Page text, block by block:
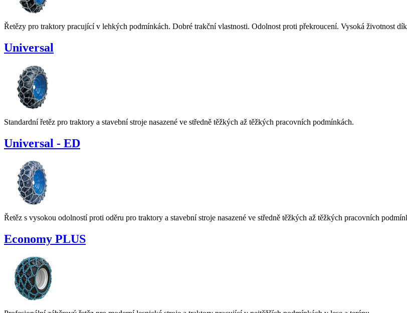
Řetězy pro traktory pracující v lehkých podmínkách. Dobré trakční vlastnosti. Odolnost proti překroucení. Vysoká životnost
Universal
Standardní řetěz pro traktory a stavební stroje nasazené ve středně těžkých až těžkých pracovních podmínkách.
Universal - ED
Řetěz s vysokou odolností proti oděru pro traktory a stavební stroje nasazené ve středně těžkých až těžkých pracovních
Economy PLUS